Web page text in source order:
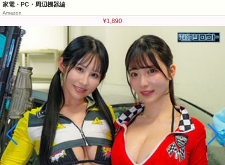
家電・PC・周辺機器編
Amazon
¥1,890